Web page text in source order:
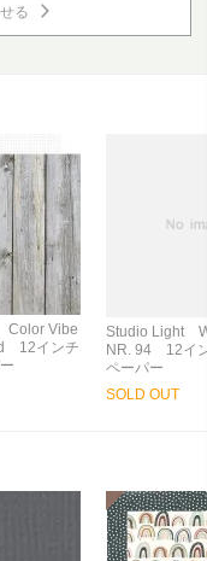
る
Color Vibe
12インチ
Studio Light
NR. 94 12イ
ペーパー
SOLD OUT